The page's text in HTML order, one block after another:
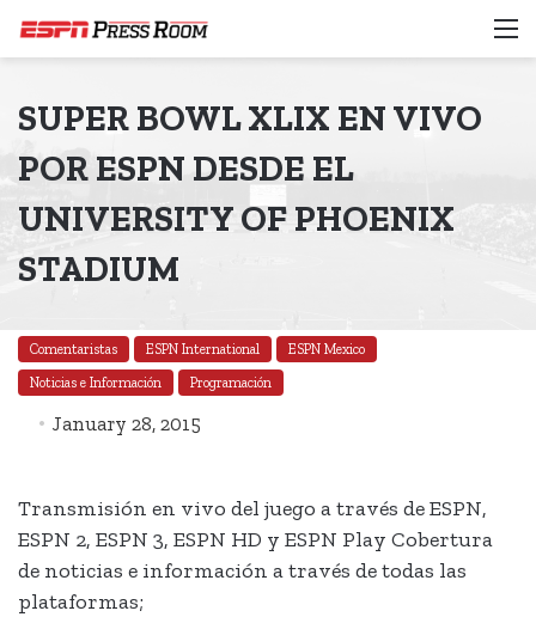
SUPER BOWL XLIX EN VIVO
POR ESPN DESDE EL
UNIVERSITY OF PHOENIX
STADIUM
Comentaristas ESPN International
ESPN Mexico
Noticias e Información
Programación
January 28, 2015
Transmisión en vivo del juego a través de ESPN,
ESPN 2, ESPN 3, ESPN HD y ESPN Play Cobertura
de noticias e información a través de todas las
plataformas;